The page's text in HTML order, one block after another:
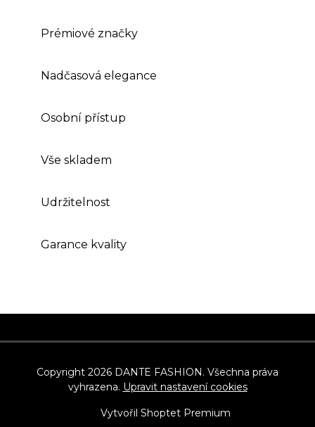
Prémiové značky
Nadčasová elegance
Osobní přístup
Vše skladem
Udržitelnost
Garance kvality
á
Vytvořil Shoptet Premium
Copyright 2026 DANTE FASHION. Všechna práva
vyhrazena. Upravit nastavení cookies